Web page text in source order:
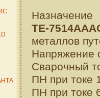
Назначение
TE-
металлов
Напряжение
Сварочный
ПН при токе
ПН при токе